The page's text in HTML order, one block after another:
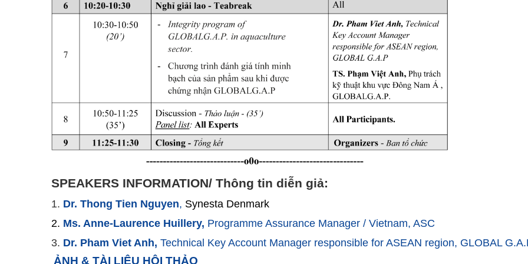
SPEAKERS INFORMATION/ Thông tin diễn giả:
1. Dr. Thong Tien Nguyen, Synesta Denmark
2. Ms. Anne-Laurence Huillery, Programme Assurance Manager / Vietnam, ASC
3. Dr. Pham Viet Anh, Technical Key Account Manager responsible for ASEAN region, GLOBAL
ẢNH & TÀI LIỆU HỘI THẢO